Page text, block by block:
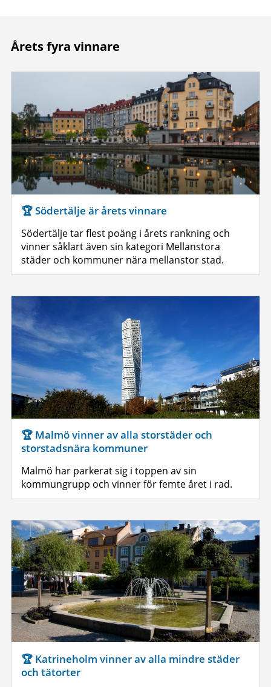
Årets fyra vinnare
🏆 Södertälje är årets vinnare
Södertälje tar flest poäng i årets rankning och
vinner såklart även sin kategori Mellanstora
städer och kommuner nära mellanstor stad.
🏆 Malmö vinner av alla storstäder och
storstadsnära kommuner
Malmö har parkerat sig i toppen av sin
kommungrupp och vinner för femte året i rad.
🏆 Katrineholm vinner av alla mindre städer
och tätorter